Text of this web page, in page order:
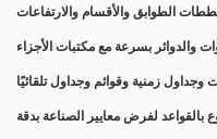
الطوابق والأقسام والارتفاعات
والدوائر بسرعة مع مكتبات الأجزاء
زمنية وقوائم وجداول تلقائيًا
لفرض معايير الصناعة بدقة